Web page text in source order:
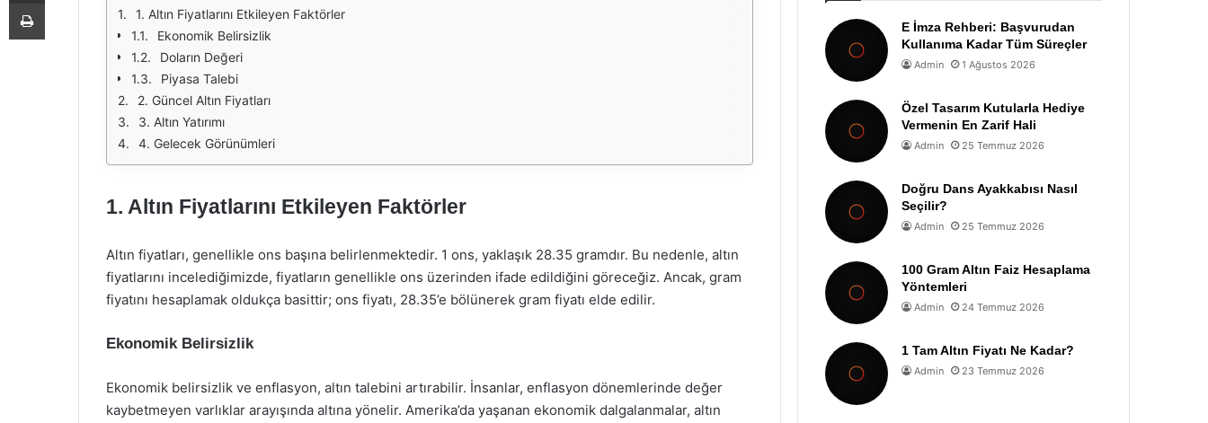
1. Altın Fiyatlarını Etkileyen Faktörler
Ekonomik Belirsizlik
Doların Değeri
Piyasa Talebi
2. Güncel Altın Fiyatları
3. Altın Yatırımı
4. Gelecek Görünümleri
1. Altın Fiyatlarını Etkileyen Faktörler
Altın fiyatları, genellikle ons başına belirlenmektedir. 1 ons, yaklaşık 28.35 gramdır. Bu nedenle, altın
fiyatlarını incelediğimizde, fiyatların genellikle ons üzerinden ifade edildiğini göreceğiz. Ancak, gram
fiyatını hesaplamak oldukça basittir; ons fiyatı, 28.35’e bölünerek gram fiyatı elde edilir.
Ekonomik Belirsizlik
Ekonomik belirsizlik ve enflasyon, altın talebini artırabilir. İnsanlar, enflasyon dönemlerinde değer
kaybetmeyen varlıklar arayışında altına yönelir. Amerika’da yaşanan ekonomik dalgalanmalar, altın
E İmza Rehberi: Başvurudan
Kullanıma Kadar Tüm Süreçler
Admin 1 Ağustos 2026
Özel Tasarım Kutularla Hediye
Vermenin En Zarif Hali
Admin 25 Temmuz 2026
Doğru Dans Ayakkabısı Nasıl
Seçilir?
Admin 25 Temmuz 2026
100 Gram Altın Faiz Hesaplama
Yöntemleri
Admin 24 Temmuz 2026
1 Tam Altın Fiyatı Ne Kadar?
Admin 23 Temmuz 2026